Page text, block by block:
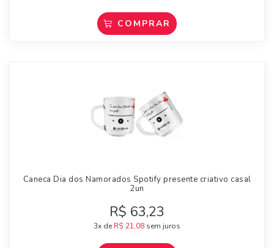
COMPRAR
Caneca Dia dos Namorados Spotify presente criativo casal
2un
R$ 63,23
3x de R$ 21,08 sem juros